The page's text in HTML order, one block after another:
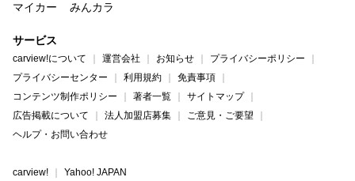
マイカー
みんカラ
サービス
carview!について 運営会社 お知らせ
プライバシーポリシー
プライバシーセンター
利用規約
免責事項
コンテンツ制作ポリシー
著者一覧
サイトマップ
広告掲載について
法人加盟店募集
ご意見・ご要望
ヘルプ・お問い合わせ
carview! Yahoo! JAPAN